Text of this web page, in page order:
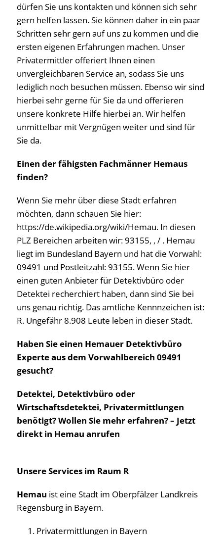
dürfen Sie uns kontakten und können sich sehr
gern helfen lassen. Sie können daher in ein paar
Schritten sehr gern auf uns zu kommen und die
ersten eigenen Erfahrungen machen. Unser
Privatermittler offeriert Ihnen einen
unvergleichbaren Service an, sodass Sie uns
lediglich noch besuchen müssen. Ebenso wir sind
hierbei sehr gerne für Sie da und offerieren
unsere konkrete Hilfe hierbei an. Wir helfen
unmittelbar mit Vergnügen weiter und sind für
Sie da.
Einen der fähigsten Fachmänner Hemaus
finden?
Wenn Sie mehr über diese Stadt erfahren
möchten, dann schauen Sie hier:
https://de.wikipedia.org/wiki/Hemau. In diesen
PLZ Bereichen arbeiten wir: 93155, , / . Hemau
liegt im Bundesland Bayern und hat die Vorwahl:
09491 und Postleitzahl: 93155. Wenn Sie hier
einen guten Anbieter für Detektivbüro oder
Detektei recherchiert haben, dann sind Sie bei
uns genau richtig. Das amtliche Kennnzeichen ist:
R. Ungefähr 8.908 Leute leben in dieser Stadt.
Haben Sie einen Hemauer Detektivbüro
Experte aus dem Vorwahlbereich 09491
gesucht?
Detektei, Detektivbüro oder
Wirtschaftsdetektei, Privatermittlungen
benötigt? Wollen Sie mehr erfahren? – Jetzt
direkt in Hemau anrufen
Unsere Services im Raum R
Hemau ist eine Stadt im Oberpfälzer Landkreis
Regensburg in Bayern.
Privatermittlungen in Bayern